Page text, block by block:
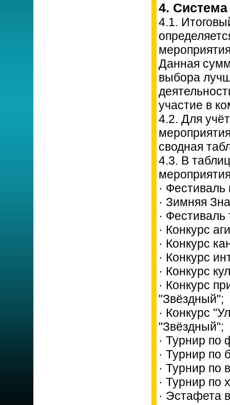
4.
4.1.
Данная
выбора
участие в
4.2. Для
сводная
4.3. В
·
· Зимняя
·
· Конкурс
· Конкурс
· Конкурс
· Конкурс
· Конкурс
"Звёздный";
· Конкурс
"Звёздный";
· Турнир по
· Турнир по
· Турнир по
· Турнир по
· Эстафета